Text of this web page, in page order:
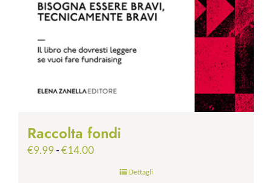
Raccolta fondi
€9.99-€14.00Fascia
prezzo:
Dettagli